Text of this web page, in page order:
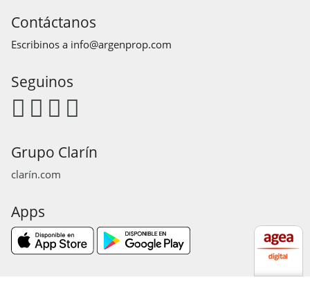
Contáctanos
Escribinos a info@argenprop.com
Seguinos
Grupo Clarín
clarín.com
Apps